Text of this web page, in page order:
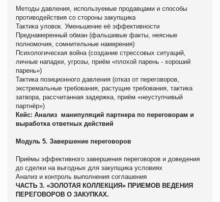
Методы давления, используемые продавцами и способы
противодействия со стороны закупщика
Тактика уловок. Уменьшение её эффективности
Преднамеренный обман (фальшивые факты, неясные
полномочия, сомнительные намерения)
Психологическая война (создание стрессовых ситуаций,
личные нападки, угрозы, приём «плохой парень - хороший
парень»)
Тактика позиционного давления (отказ от переговоров,
экстремальные требования, растущие требования, тактика
затвора, рассчитанная задержка, приём «неуступчивый
партнёр»)
Кейс: Анализ манипуляций партнера по переговорам и
выработка ответных действий
Модуль 5. Завершение переговоров
Приёмы эффективного завершения переговоров и доведения
до сделки на выгодных для закупщика условиях
Анализ и контроль выполнения соглашения
ЧАСТЬ 3. «ЗОЛОТАЯ КОЛЛЕКЦИЯ» ПРИЕМОВ ВЕДЕНИЯ
ПЕРЕГОВОРОВ О ЗАКУПКАХ.